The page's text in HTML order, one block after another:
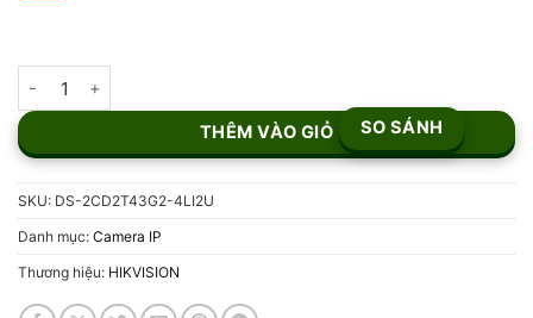
THÊM VÀO GIỎ SO SÁNH
SKU: DS-2CD2T43G2-4LI2U
Danh mục: Camera IP
Thương hiệu: HIKVISION